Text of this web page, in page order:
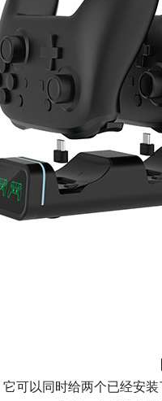
它可以同时给两个已经安